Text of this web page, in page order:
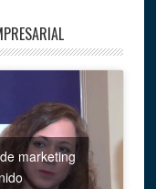
marketing